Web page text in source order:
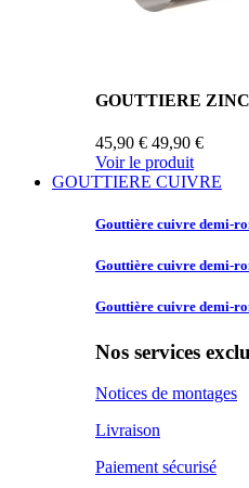
GOUTTIERE
45,90 € 49,90 €
Voir le produit
GOUTTIERE CUIVRE
Gouttière cuivre demi-
Gouttière cuivre demi-
Gouttière cuivre demi-
Nos services
Notices de montages
Livraison
Paiement sécurisé